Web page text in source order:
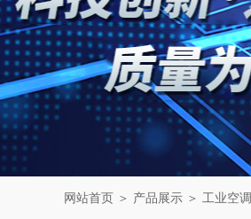
网站首页 ＞ 产品展示 ＞ 工业空调